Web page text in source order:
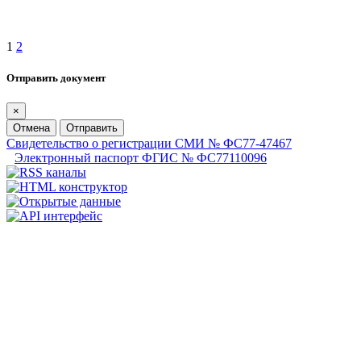
1 2
Отправить документ
×
Отмена
Отправить
Свидетельство о регистрации СМИ № ФС77-47467
Электронный паспорт ФГИС № ФС77110096